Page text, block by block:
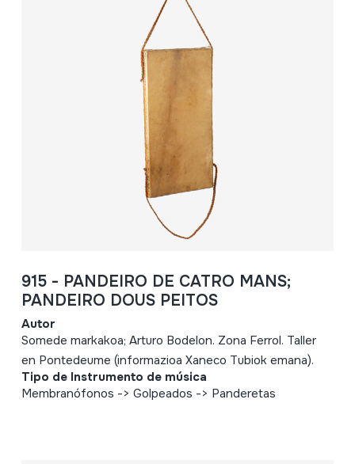
915 - PANDEIRO DE CATRO MANS;
PANDEIRO DOUS PEITOS
Autor
Somede markakoa; Arturo Bodelon. Zona Ferrol. Taller
en Pontedeume (informazioa Xaneco Tubiok emana).
Tipo de Instrumento de música
Membranófonos -> Golpeados -> Panderetas